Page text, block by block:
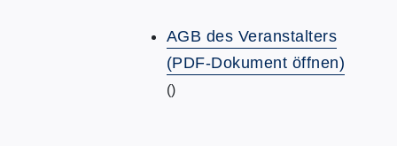
AGB des Veranstalters
(PDF-Dokument öffnen)
()